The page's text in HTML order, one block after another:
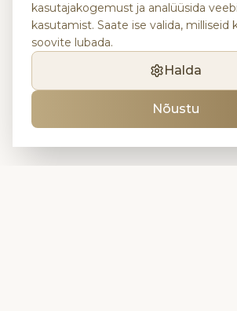
kasutajakogemust ja analüüsida
kasutamist. Saate ise valida, milliseid
soovite lubada.
Halda
Nõustu